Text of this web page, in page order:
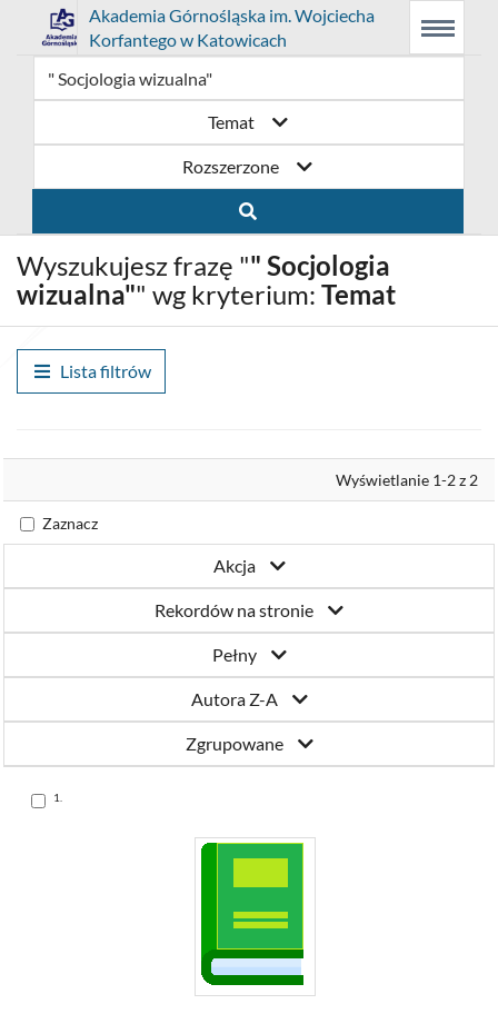
Menu
główne
Wyszukiwarka
Treść
główna
Przejdź
do
strony
domowej
biblioteki
Akademia
Górnośląska
im.
Wojciecha
w
Katowicach
Link
otwiera
się
w
nowym
oknie
Prolib
Integro
-
główna
Akademia Górnośląska im. Wojciecha
Korfantego w Katowicach
Menu
Temat
Rozszerzone
Wyszukujesz frazę "" Socjologia
wizualna"" wg kryterium: Temat
Lista filtrów
Wyświetlanie 1-2 z 2
Zaznacz
Akcja
Rekordów na stronie
Pełny
Autora Z-A
Zgrupowane
Skocz
do
1.